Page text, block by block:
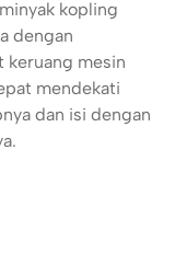
kopling
dengan
keruang mesin
mendekati
dan isi dengan